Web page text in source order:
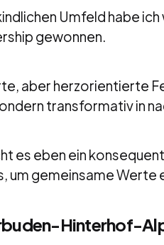
Umfeld habe
gewonnen.
aber herzorientierte
transformativ in
es eben ein
um gemeinsame Werte
Hinterhof-